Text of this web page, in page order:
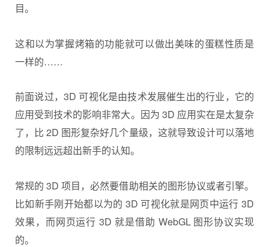
目。
这和以为掌握烤箱的功能就可以做出美味的蛋糕性质是
一样的……
前面说过，3D 可视化是由技术发展催生出的行业，它的
应用受到技术的影响非常大。因为 3D 应用实在是太复杂
了，比 2D 图形复杂好几个量级，这就导致设计可以落地
的限制远远超出新手的认知。
常规的 3D 项目，必然要借助相关的图形协议或者引擎。
比如新手刚开始都以为的 3D 可视化就是网页中运行 3D
效果，而网页运行 3D 就是借助 WebGL 图形协议实现
的。